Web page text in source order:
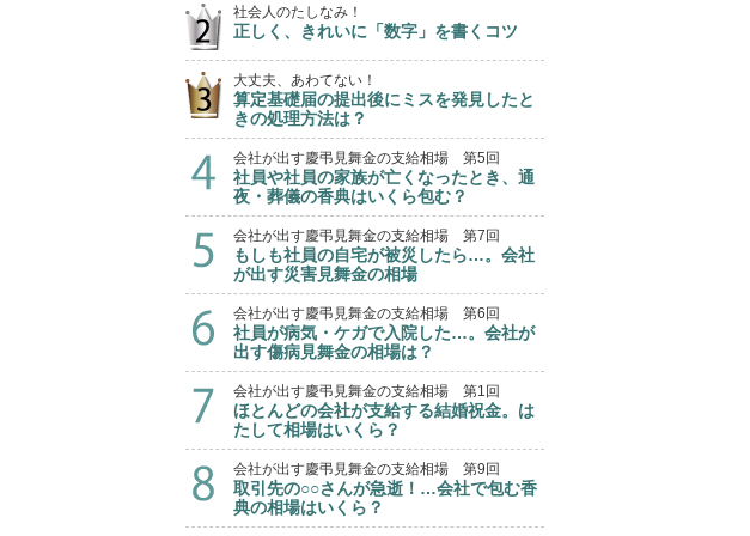
社会人のたしなみ！
正しく、きれいに「数字」を書くコツ
大丈夫、あわてない！
算定基礎届の提出後にミスを発見したと
きの処理方法は？
会社が出す慶弔見舞金の支給相場 第5回
社員や社員の家族が亡くなったとき、通
夜・葬儀の香典はいくら包む？
会社が出す慶弔見舞金の支給相場 第7回
もしも社員の自宅が被災したら…。会社
が出す災害見舞金の相場
会社が出す慶弔見舞金の支給相場 第6回
社員が病気・ケガで入院した…。会社が
出す傷病見舞金の相場は？
会社が出す慶弔見舞金の支給相場 第1回
ほとんどの会社が支給する結婚祝金。は
たして相場はいくら？
会社が出す慶弔見舞金の支給相場 第9回
取引先の○○さんが急逝！…会社で包む香
典の相場はいくら？